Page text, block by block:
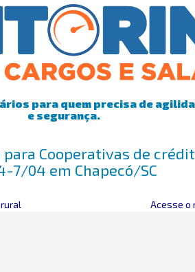
para quem precisa de
e segurança.
Cooperativas de
7/04 em Chapecó/SC
Acesse o